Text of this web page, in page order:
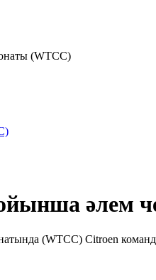
(WTCC)
әлем
(WTCC) Citroen